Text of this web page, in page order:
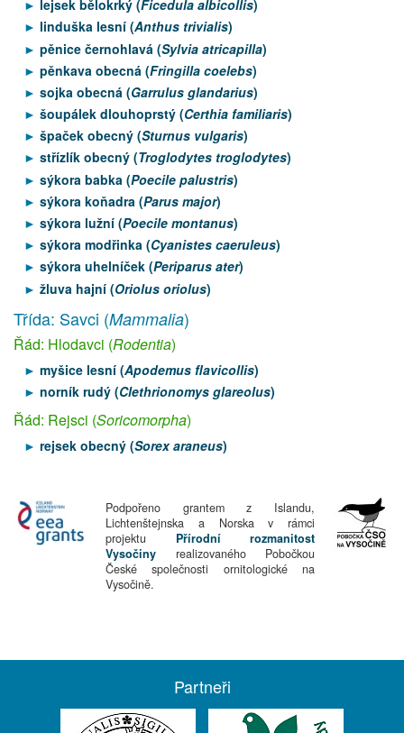
lejsek bělokrký (Ficedula albicollis)
linduška lesní (Anthus trivialis)
pěnice černohlavá (Sylvia atricapilla)
pěnkava obecná (Fringilla coelebs)
sojka obecná (Garrulus glandarius)
šoupálek dlouhoprstý (Certhia familiaris)
špaček obecný (Sturnus vulgaris)
střízlík obecný (Troglodytes troglodytes)
sýkora babka (Poecile palustris)
sýkora koňadra (Parus major)
sýkora lužní (Poecile montanus)
sýkora modřinka (Cyanistes caeruleus)
sýkora uhelníček (Periparus ater)
žluva hajní (Oriolus oriolus)
Třída: Savci (Mammalia)
Řád: Hlodavci (Rodentia)
myšice lesní (Apodemus flavicollis)
norník rudý (Clethrionomys glareolus)
Řád: Rejsci (Soricomorpha)
rejsek obecný (Sorex araneus)
Podpořeno grantem z Islandu,
Lichtenštejnska a Norska v rámci
projektu Přírodní rozmanitost
Vysočiny realizovaného Pobočkou
České společnosti ornitologické na
Vysočině.
Partneři